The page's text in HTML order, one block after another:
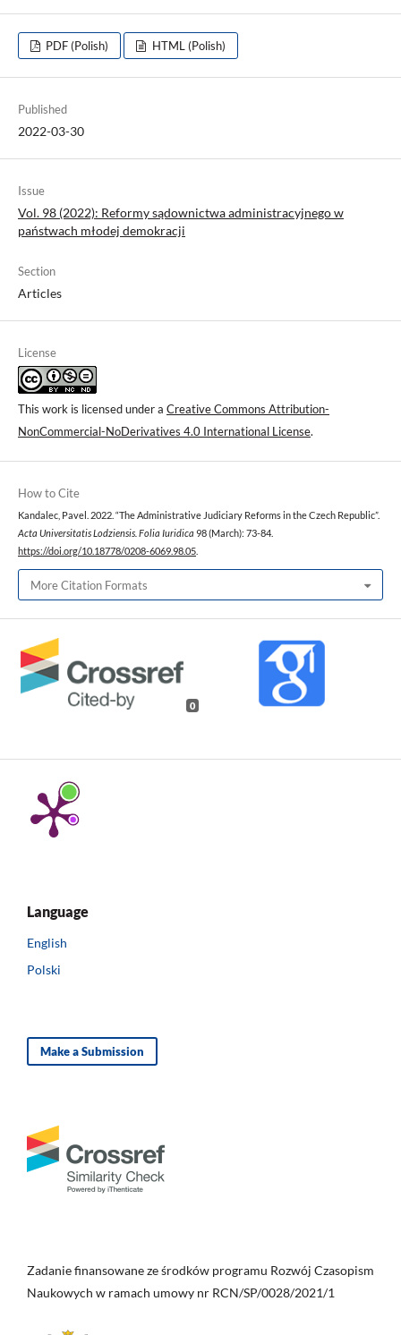
PDF (Polish) HTML (Polish)
Published
2022-03-30
Issue
Vol. 98 (2022): Reformy sądownictwa administracyjnego w
państwach młodej demokracji
Section
Articles
License
This work is licensed under a Creative Commons Attribution-
NonCommercial-NoDerivatives 4.0 International License.
How to Cite
Kandalec, Pavel. 2022. “The Administrative Judiciary Reforms in the Czech Republic”.
Acta Universitatis Lodziensis. Folia Iuridica 98 (March): 73-84.
https://doi.org/10.18778/0208-6069.98.05
More Citation Formats
0
Language
English
Polski
Make a Submission
Zadanie finansowane ze środków programu Rozwój Czasopism
Naukowych w ramach umowy nr RCN/SP/0028/2021/1